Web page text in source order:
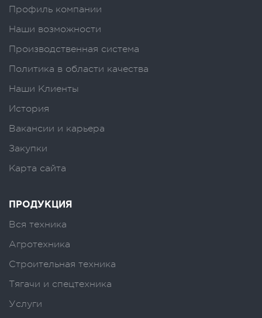
Профиль компании
Наши возможности
Производственная система
Политика в области качества
Наши Клиенты
История
Вакансии и карьера
Закупки
Карта сайта
ПРОДУКЦИЯ
Вся техника
Агротехника
Строительная техника
Тягачи и спецтехника
Услуги